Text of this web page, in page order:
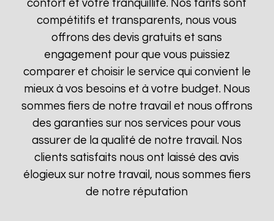
confort et votre tranquillité. Nos tarifs sont
compétitifs et transparents, nous vous
offrons des devis gratuits et sans
engagement pour que vous puissiez
comparer et choisir le service qui convient le
mieux à vos besoins et à votre budget. Nous
sommes fiers de notre travail et nous offrons
des garanties sur nos services pour vous
assurer de la qualité de notre travail. Nos
clients satisfaits nous ont laissé des avis
élogieux sur notre travail, nous sommes fiers
de notre réputation